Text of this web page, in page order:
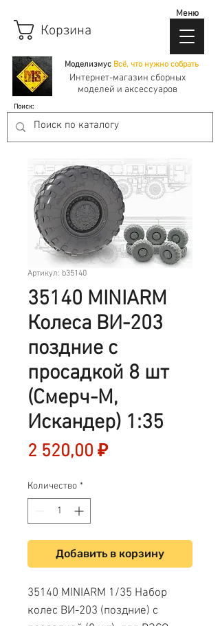
Моделизмус Всё, что нужно собрать
Корзина
Интернет-магазин сборных
моделей и аксессуаров
Поиск:
Меню
Артикул: b35140
35140 MINIARM
Колеса ВИ-203
поздние с
просадкой 8 шт
(Смерч-М,
Искандер) 1:35
2 520,00 ₽Цена
Количество *
Добавить в корзину
35140 MINIARM 1/35 Набор
колес ВИ-203 (поздние) с